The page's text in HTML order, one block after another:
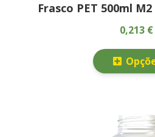
Frasco PET 500ml
0,213 €